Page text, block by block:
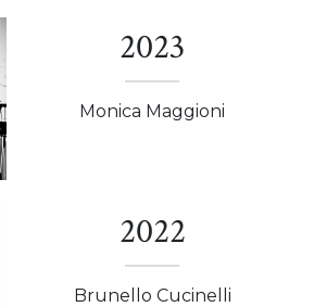
2023
Monica Maggioni
2022
Brunello Cucinelli